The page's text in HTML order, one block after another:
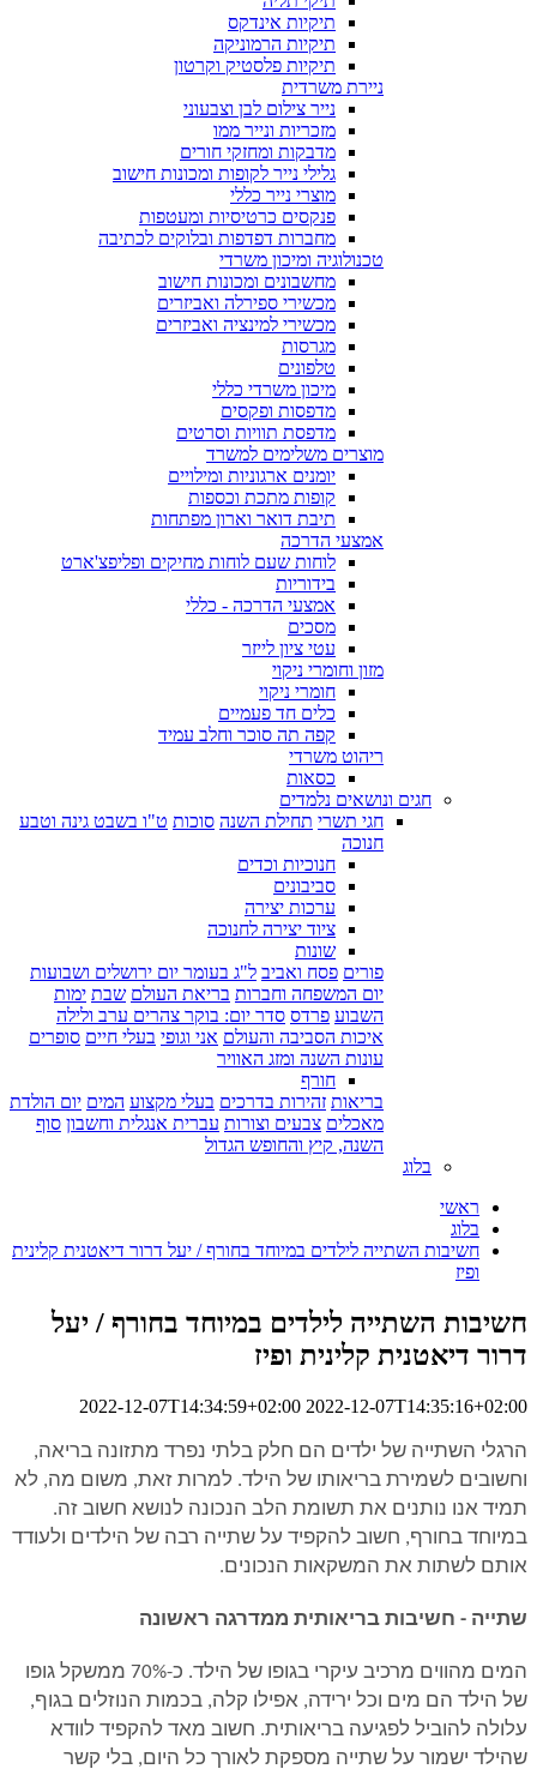
תיקיות אינדקס
תיקיות הרמוניקה
תיקיות פלסטיק וקרטון
ניירת משרדית
נייר צילום לבן וצבעוני
מזכריות ונייר ממו
מדבקות ומחזקי חורים
גלילי נייר לקופות ומכונות חישוב
מוצרי נייר כללי
פנקסים כרטיסיות ומעטפות
מחברות דפדפות ובלוקים לכתיבה
טכנולוגיה ומיכון משרדי
מחשבונים ומכונות חישוב
מכשירי ספירלה ואביזרים
מכשירי למינציה ואביזרים
מגרסות
טלפונים
מיכון משרדי כללי
מדפסות ופקסים
מדפסת תוויות וסרטים
מוצרים משלימים למשרד
יומנים ארגוניות ומילויים
קופות מתכת וכספות
תיבת דואר וארון מפתחות
אמצעי הדרכה
לוחות שעם לוחות מחיקים ופליפצ'ארט
בידוריות
אמצעי הדרכה - כללי
מסכים
עטי ציון לייזר
מזון וחומרי ניקוי
חומרי ניקוי
כלים חד פעמיים
קפה תה סוכר וחלב עמיד
ריהוט משרדי
כסאות
חגים ונושאים נלמדים
חגי תשרי תחילת השנה סוכות ט"ו בשבט גינה וטבע
חנוכה
חנוכיות וכדים
סביבונים
ערכות יצירה
ציוד יצירה לחנוכה
שונות
פורים פסח ואביב ל"ג בעומר יום ירושלים ושבועות
יום המשפחה וחברות בריאת העולם שבת ימות
השבוע פרדס סדר יום: בוקר צהרים ערב ולילה
איכות הסביבה והעולם אני וגופי בעלי חיים סופרים
עונות השנה ומזג האוויר
חורף
בריאות זהירות בדרכים בעלי מקצוע המים יום הולדת
מאכלים צבעים וצורות עברית אנגלית וחשבון סוף
השנה, קיץ והחופש הגדול
בלוג
ראשי
בלוג
חשיבות השתייה לילדים במיוחד בחורף / יעל דרור דיאטנית קלינית
ופיז
חשיבות השתייה לילדים במיוחד בחורף / יעל
דרור דיאטנית קלינית ופיז
2022-12-07T14:34:59+02:00 2022-12-07T14:35:16+02:00
הרגלי השתייה של ילדים הם חלק בלתי נפרד מתזונה בריאה,
וחשובים לשמירת בריאותו של הילד. למרות זאת, משום מה, לא
תמיד אנו נותנים את תשומת הלב הנכונה לנושא חשוב זה.
במיוחד בחורף, חשוב להקפיד על שתייה רבה של הילדים ולעודד
אותם לשתות את המשקאות הנכונים.
שתייה - חשיבות בריאותית ממדרגה ראשונה
המים מהווים מרכיב עיקרי בגופו של הילד. כ-70% ממשקל גופו
של הילד הם מים וכל ירידה, אפילו קלה, בכמות הנוזלים בגוף,
עלולה להוביל לפגיעה בריאותית. חשוב מאד להקפיד לוודא
שהילד ישמור על שתייה מספקת לאורך כל היום, בלי קשר